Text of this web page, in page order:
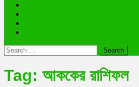
Search
for:
Tag: আককের রাশিফল